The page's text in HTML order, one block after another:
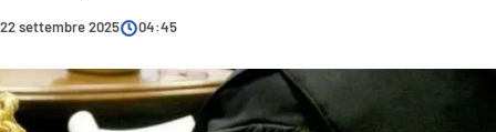
ECONOMIA E LAVORO
SANITÀ
22 settembre 2025 04:45